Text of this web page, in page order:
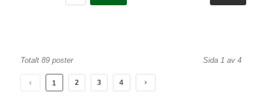
Totalt 89 poster Sida 1 av 4
1 2 3 4